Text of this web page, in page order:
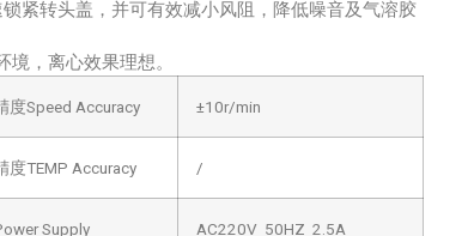
紧转头盖，并可有效减小风阻，降低噪音及气溶胶
，离心效果理想。
度Speed Accuracy ±10r/min
度TEMP Accuracy /
Supply AC220V 50HZ 2.5A